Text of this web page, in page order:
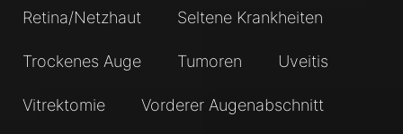
Retina/Netzhaut Seltene Krankheiten
Trockenes Auge Tumoren Uveitis
Vitrektomie Vorderer Augenabschnitt